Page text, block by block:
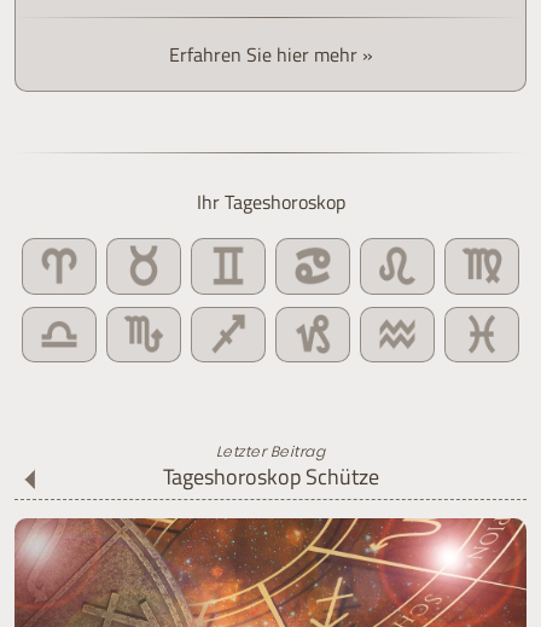
Erfahren Sie hier mehr »
Ihr Tageshoroskop
Letzter Beitrag
Tageshoroskop Schütze